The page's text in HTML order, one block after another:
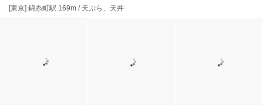
[東京] 錦糸町駅 169m / 天ぷら、天丼